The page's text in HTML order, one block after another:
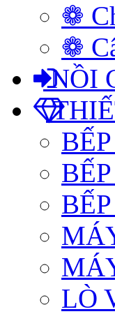
❁
❁
NỒI
LÒ